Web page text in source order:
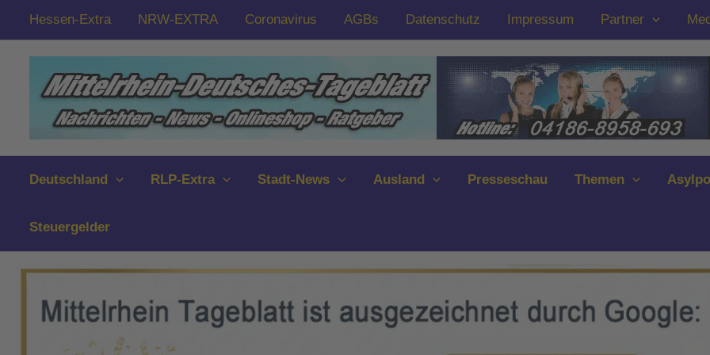
Zum
springen
Hessen-Extra NRW-EXTRA Coronavirus AGBs Datenschutz Impressum Partner
Deutschland RLP-Extra Stadt-News Ausland Presseschau Themen
Steuergelder